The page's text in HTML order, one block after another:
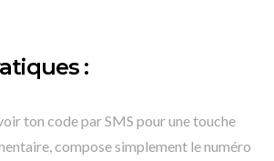
:
ton code par SMS pour une touche
compose simplement le numéro